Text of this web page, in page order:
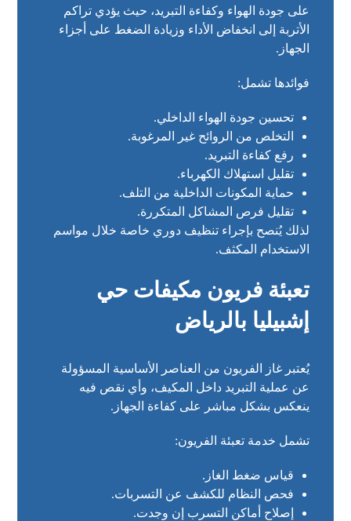
على جودة الهواء وكفاءة التبريد، حيث يؤدي تراكم
الأتربة إلى انخفاض الأداء وزيادة الضغط على أجزاء
الجهاز.
فوائدها تشمل:
تحسين جودة الهواء الداخلي.
التخلص من الروائح غير المرغوبة.
رفع كفاءة التبريد.
تقليل استهلاك الكهرباء.
حماية المكونات الداخلية من التلف.
تقليل فرص المشاكل المتكررة.
لذلك يُنصح بإجراء تنظيف دوري خاصة خلال مواسم
الاستخدام المكثف.
تعبئة فريون مكيفات حي
إشبيليا بالرياض
يُعتبر غاز الفريون من العناصر الأساسية المسؤولة
عن عملية التبريد داخل المكيف، وأي نقص فيه
ينعكس بشكل مباشر على كفاءة الجهاز.
تشمل خدمة تعبئة الفريون:
قياس ضغط الغاز.
فحص النظام للكشف عن التسربات.
إصلاح أماكن التسرب إن وجدت.